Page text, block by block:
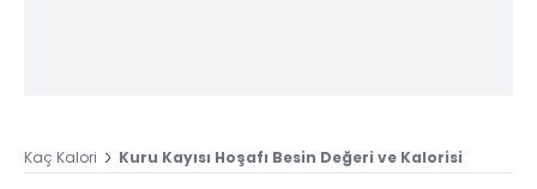
Kaç Kalori Kuru Kayısı Hoşafı Besin Değeri ve Kalorisi